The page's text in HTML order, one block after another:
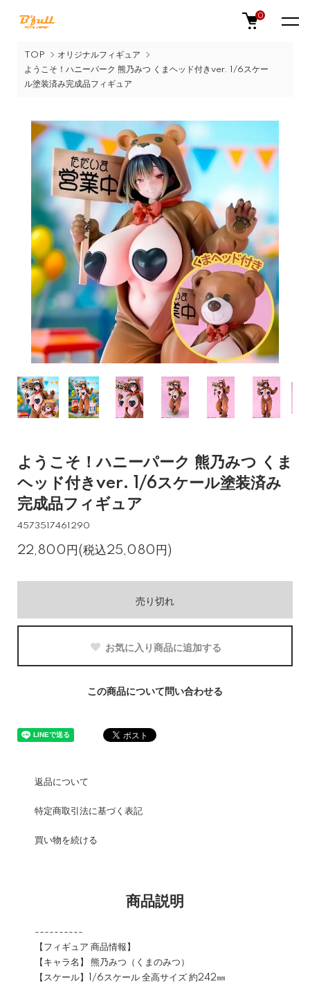
0
TOP
オリジナルフィギュア
ようこそ！ハニーパーク 熊乃みつ くまヘッド付きver. 1/6スケー
ル塗装済み完成品フィギュア
ようこそ！ハニーパーク 熊乃みつ くま
ヘッド付きver. 1/6スケール塗装済み
完成品フィギュア
4573517461290
22,800円(税込25,080円)
売り切れ
お気に入り商品に追加する
この商品について問い合わせる
返品について
特定商取引法に基づく表記
買い物を続ける
商品説明
----------
【フィギュア 商品情報】
【キャラ名】 熊乃みつ（くまのみつ）
【スケール】1/6スケール 全高サイズ 約242㎜